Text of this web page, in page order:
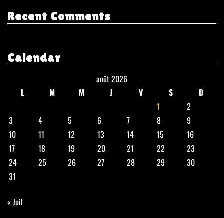
Recent Comments
Calendar
août 2026
L
M M J V S
D
1
2
3
4 5 6 7 8
9
10
11 12 13 14 15
16
17
18 19 20 21 22
23
24
25 26 27 28 29
30
31
« Juil